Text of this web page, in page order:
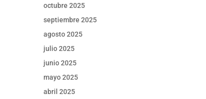
octubre 2025
septiembre 2025
agosto 2025
julio 2025
junio 2025
mayo 2025
abril 2025